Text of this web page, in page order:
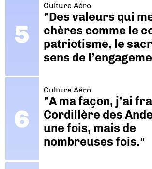
Culture Aéro
"Des valeurs qui
chères comme le
patriotisme, le
sens de
Culture Aéro
"A ma façon, j’ai
Cordillère des
une fois, mais de
nombreuses fois."